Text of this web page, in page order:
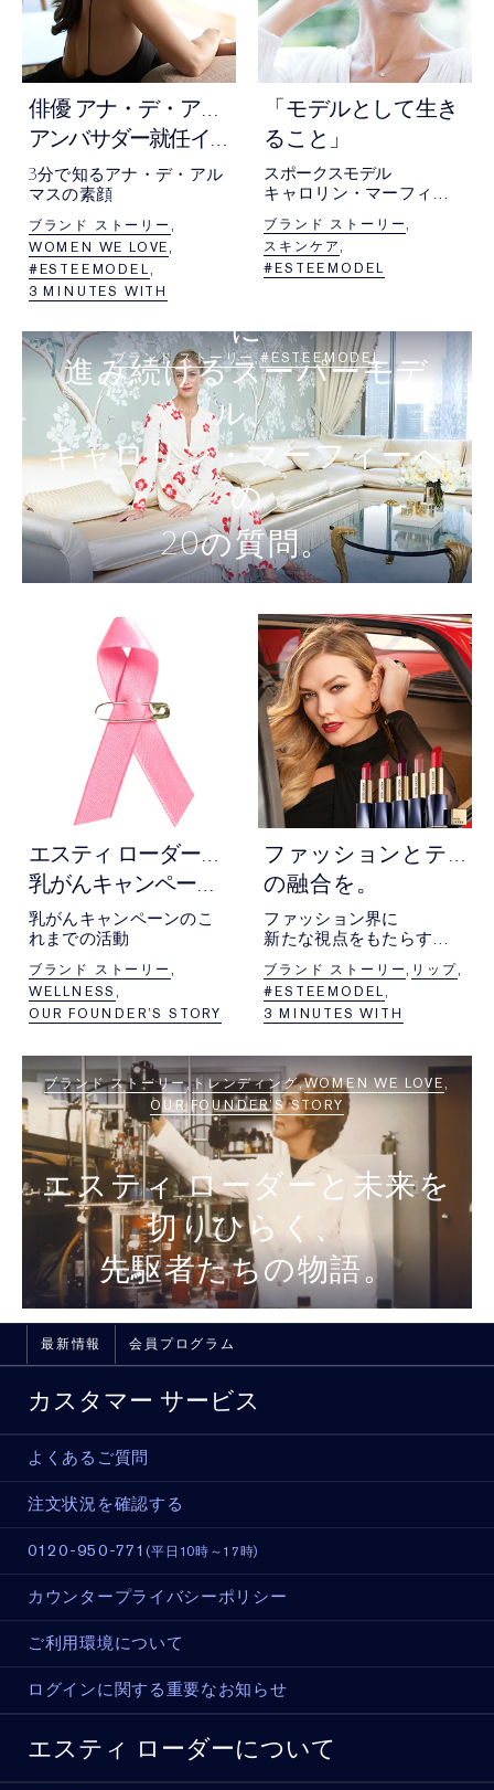
俳
優 アナ・デ・アルマス、
アンバサダー就任インタビュー。
3分で知るアナ・デ・アル
マスの素顔
ブランド ストーリー
WOMEN WE LOVE
#ESTEEMODEL
3 MINUTES WITH
「モデルとして生き
ること」
スポークスモデル
キャロリン・マーフィー
大好きなサーフィン、年
齢を重ねること、
モデル業...
て語る
ブランド ストーリー
スキンケア
#ESTEEMODEL
変わることなくありのまま
に
進み続けるスーパーモデ
ル、
キャロリン・マーフィーへ
の
20の質問。
ブランド ストーリー #ESTEEMODEL
エ
スティ ローダーが取り組む
乳がんキャンペーンの歴史。
乳がんキャンペーンのこ
れまでの活動
ブランド ストーリー
WELLNESS
OUR FOUNDER’S STORY
フ
ァッションとテクノロジー
の融合を。
ファッション界に
新たな視点をもたらす
ョンとは？
ブランド ストーリー リップ
#ESTEEMODEL
3 MINUTES WITH
エスティ ローダーと未来を
切りひらく、
先駆者たちの物語。
ブランド ストーリー トレンディング WOMEN WE LOVE
OUR FOUNDER’S STORY
最新情報 会員プログラム
カスタマー サービス
よくあるご質問
注文状況を確認する
0120-950-771 (平日10時～17時)
カウンタープライバシーポリシー
ご利用環境について
ログインに関する重要なお知らせ
エスティ ローダーについて